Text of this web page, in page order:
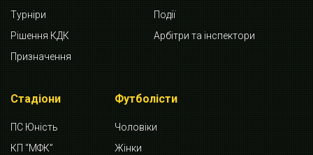
Турніри
Події
Рішення КДК
Арбітри та інспектори
Призначення
Стадіони
ПС Юність
КП “МФК”
Футболісти
Чоловіки
Жінки